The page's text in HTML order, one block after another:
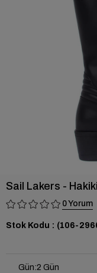
Sail Lakers -
0
Stok Kodu (106-
Gün:2 Gün